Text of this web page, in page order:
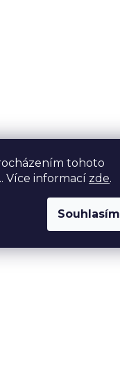
tohoto
Více informací zde.
Souhlasím